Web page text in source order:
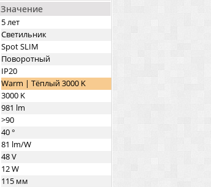
Значение
5 лет
Светильник
Spot SLIM
Поворотный
IP20
Warm | Тёплый 3000 K
3000 K
981 lm
>90
40 °
81 lm/W
48 V
12 W
115 мм